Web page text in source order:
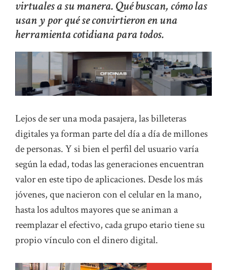
virtuales a su manera. Qué buscan, cómo las
usan y por qué se convirtieron en una
herramienta cotidiana para todos.
Lejos de ser una moda pasajera, las billeteras
digitales ya forman parte del día a día de millones
de personas. Y si bien el perfil del usuario varía
según la edad, todas las generaciones encuentran
valor en este tipo de aplicaciones. Desde los más
jóvenes, que nacieron con el celular en la mano,
hasta los adultos mayores que se animan a
reemplazar el efectivo, cada grupo etario tiene su
propio vínculo con el dinero digital.